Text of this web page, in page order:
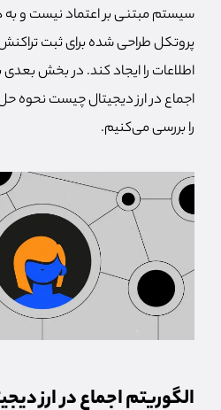
سیستم مبتنی بر اعتماد نیست و
پروتکل طراحی شده برای ثبت
اطلاعات را ایجاد کند. در بخش بعدی
اجماع در ارز دیجیتال چیست نحوه
را بررسی می‌کنیم.
الگوریتم اجماع در ارز